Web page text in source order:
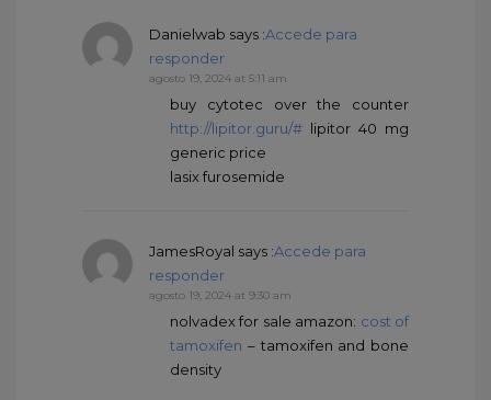
Danielwab says :Accede para
responder
agosto 19, 2024 at 5:11 am
buy cytotec over the counter
http://lipitor.guru/# lipitor 40 mg
generic price
lasix furosemide
JamesRoyal says :Accede para
responder
agosto 19, 2024 at 9:30 am
nolvadex for sale amazon: cost of
tamoxifen – tamoxifen and bone
density